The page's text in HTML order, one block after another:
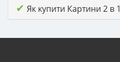
✔ Як купити Картини 2 в 1